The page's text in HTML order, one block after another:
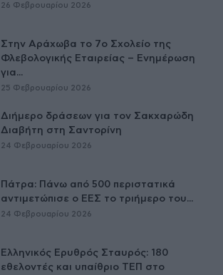
26 Φεβρουαρίου 2026
Στην Αράχωβα το 7ο Σχολείο της
Φλεβολογικής Εταιρείας – Ενημέρωση
για...
25 Φεβρουαρίου 2026
Διήμερο δράσεων για τον Σακχαρώδη
Διαβήτη στη Σαντορίνη
24 Φεβρουαρίου 2026
Πάτρα: Πάνω από 500 περιστατικά
αντιμετώπισε ο ΕΕΣ το τριήμερο του...
24 Φεβρουαρίου 2026
Ελληνικός Ερυθρός Σταυρός: 180
εθελοντές και υπαίθριο ΤΕΠ στο